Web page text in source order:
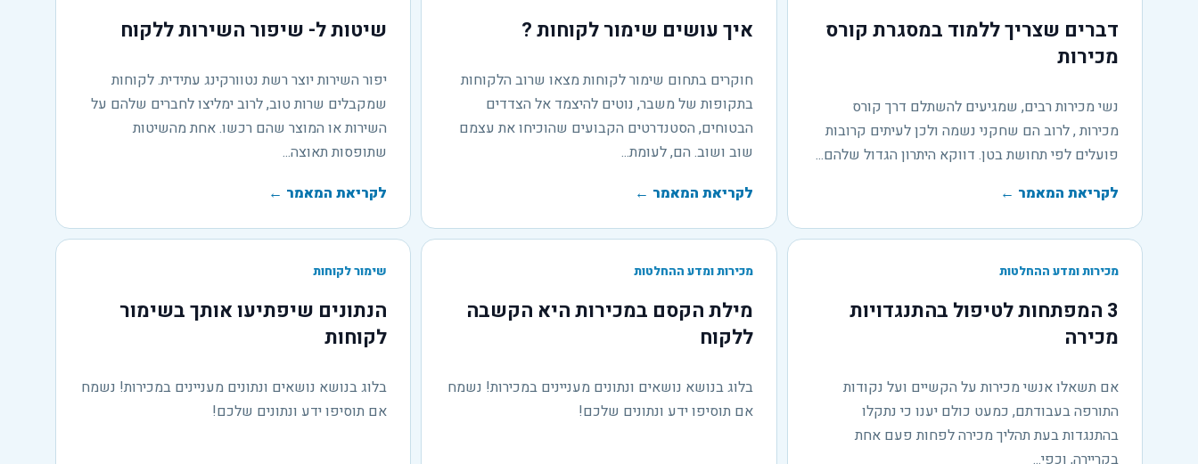
דברים שצריך ללמוד במסגרת קורס
מכירות
נשי מכירות רבים, שמגיעים להשתלם דרך קורס
מכירות , לרוב הם שחקני נשמה ולכן לעיתים קרובות
פועלים לפי תחושת בטן. דווקא היתרון הגדול שלהם...
לקריאת המאמר ←
איך עושים שימור לקוחות ?
חוקרים בתחום שימור לקוחות מצאו שרוב הלקוחות
בתקופות של משבר, נוטים להיצמד אל הצדדים
הבטוחים, הסטנדרטים הקבועים שהוכיחו את עצמם
שוב ושוב. הם, לעומת...
לקריאת המאמר ←
שיטות ל- שיפור השירות ללקוח
יפור השירות יוצר רשת נטוורקינג עתידית. לקוחות
שמקבלים שרות טוב, לרוב ימליצו לחברים שלהם על
השירות או המוצר שהם רכשו. אחת מהשיטות
שתופסות תאוצה...
לקריאת המאמר ←
מכירות ומדע ההחלטות
3 המפתחות לטיפול בהתנגדויות
מכירה
אם תשאלו אנשי מכירות על הקשיים ועל נקודות
התורפה בעבודתם, כמעט כולם יענו כי נתקלו
בהתנגדות בעת תהליך מכירה לפחות פעם אחת
בקריירה, וכפי...
מכירות ומדע ההחלטות
מילת הקסם במכירות היא הקשבה
ללקוח
בלוג בנושא נושאים ונתונים מעניינים במכירות! נשמח
אם תוסיפו ידע ונתונים שלכם!
שימור לקוחות
הנתונים שיפתיעו אותך בשימור
לקוחות
בלוג בנושא נושאים ונתונים מעניינים במכירות! נשמח
אם תוסיפו ידע ונתונים שלכם!